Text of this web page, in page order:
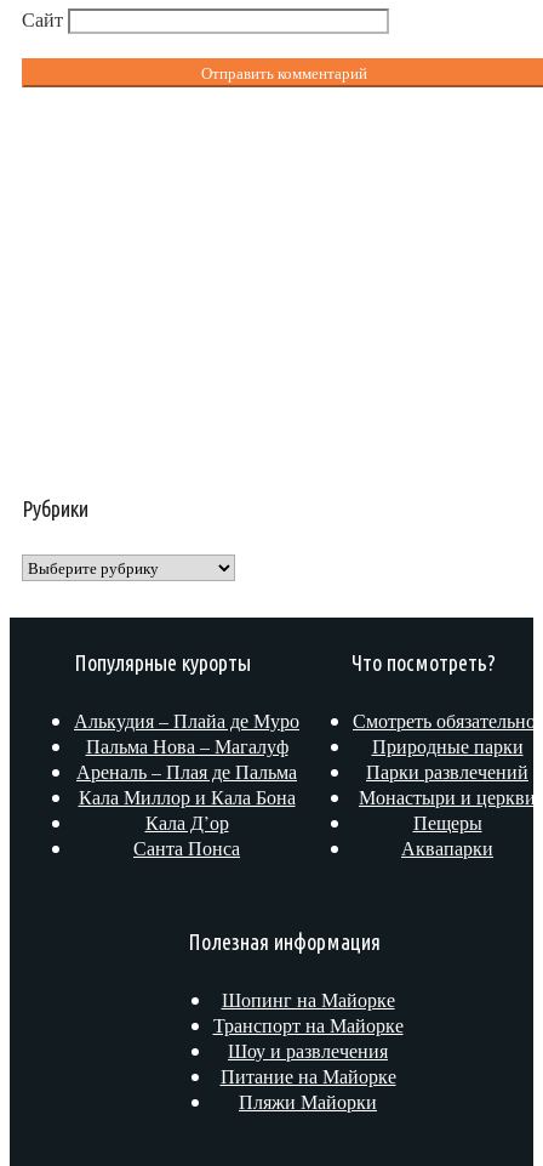
Сайт
Рубрики
Рубрики
Популярные курорты
Алькудия – Плайа де Муро
Пальма Нова – Магалуф
Ареналь – Плая де Пальма
Кала Миллор и Кала Бона
Кала Д’ор
Санта Понса
Что посмотреть?
Смотреть обязательно!
Природные парки
Парки развлечений
Монастыри и церкви
Пещеры
Аквапарки
Полезная информация
Шопинг на Майорке
Транспорт на Майорке
Шоу и развлечения
Питание на Майорке
Пляжи Майорки